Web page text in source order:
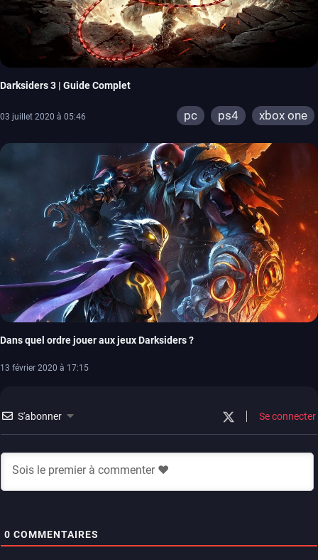
Darksiders 3 | Guide Complet
03 juillet 2020 à 05:46 pc ps4 xbox one
Dans quel ordre jouer aux jeux Darksiders ?
13 février 2020 à 17:15
S'abonner Se connecter
0 COMMENTAIRES